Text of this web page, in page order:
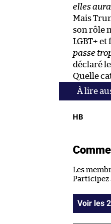
elles
Mais
son rôle
LGBT+
passe
déclaré
Quelle
HB
Les
Participez